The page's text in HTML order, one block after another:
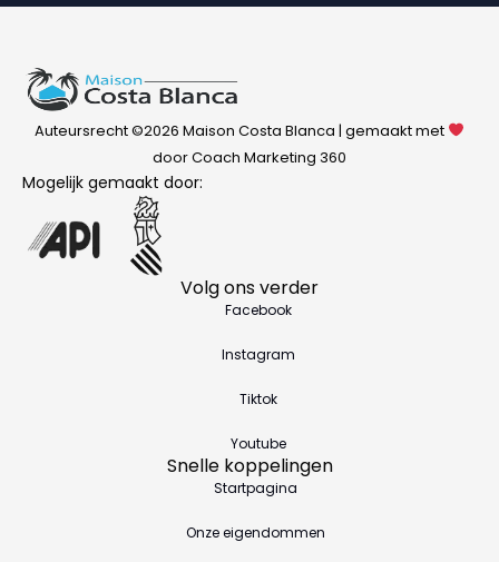
Auteursrecht ©2026 Maison Costa Blanca | gemaakt met
door Coach Marketing 360
Mogelijk gemaakt door:
Volg ons verder
Facebook
Instagram
Tiktok
Youtube
Snelle koppelingen
Startpagina
Onze eigendommen